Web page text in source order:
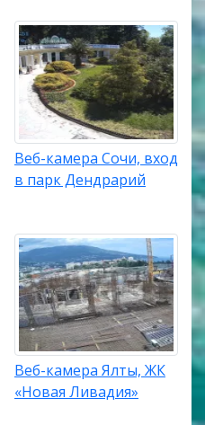
Веб-камера Сочи, вход
в парк Дендрарий
Веб-камера Ялты, ЖК
«Новая Ливадия»